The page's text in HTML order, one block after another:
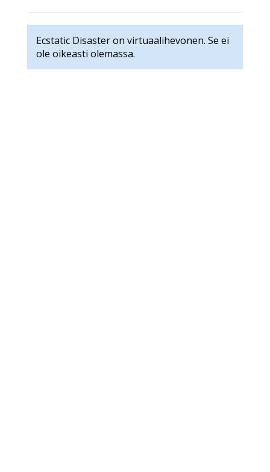
Ecstatic Disaster on virtuaalihevonen. Se ei
ole oikeasti olemassa.